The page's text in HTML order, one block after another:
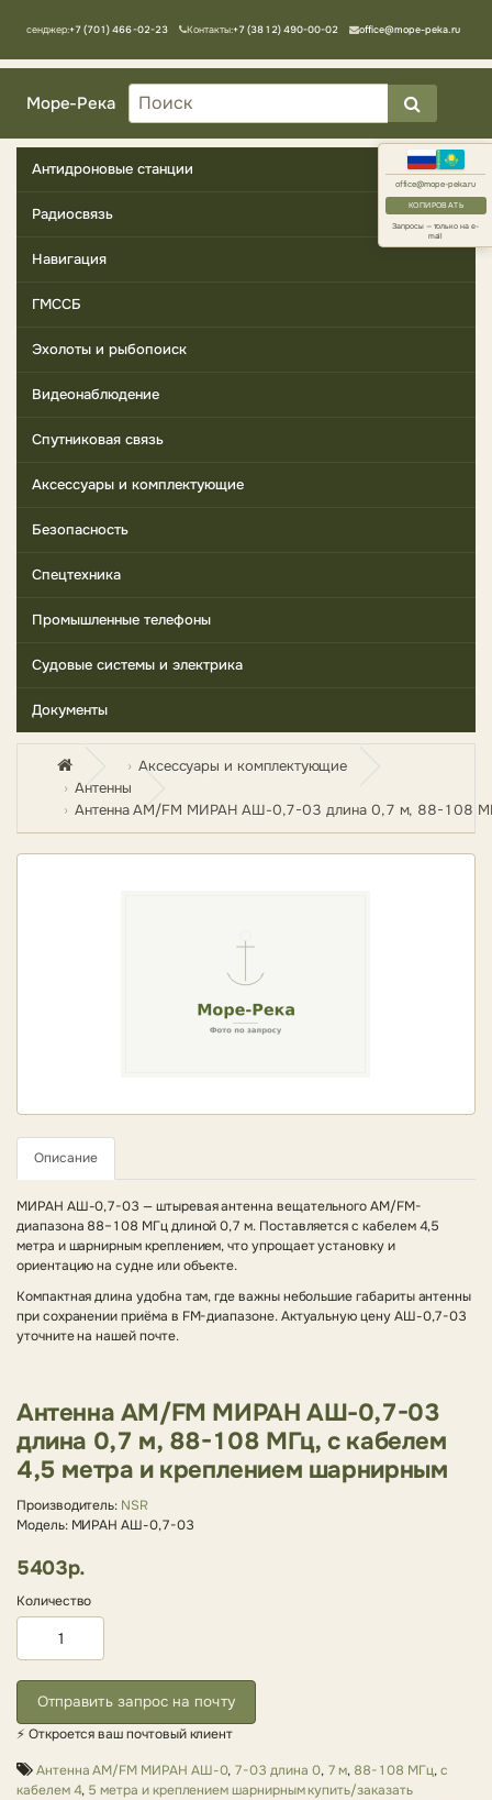
office@mope-peka.ru
КОПИРОВАТЬ
Запросы — только на e-
mail
Мессенджер:+7 (701) 466-02-23 Контакты:+7 (3812) 490-00-02 office@mope-peka.ru
Море-Река
Антидроновые станции
Радиосвязь
Навигация
ГМССБ
Эхолоты и рыбопоиск
Видеонаблюдение
Спутниковая связь
Аксессуары и комплектующие
Безопасность
Спецтехника
Промышленные телефоны
Судовые системы и электрика
Документы
Аксессуары и комплектующие
Антенны
Антенна AM/FM МИРАН АШ-0,7-03 длина 0,7 м, 88-108
Описание
МИРАН АШ-0,7-03 — штыревая антенна вещательного AM/FM-
диапазона 88–108 МГц длиной 0,7 м. Поставляется с кабелем 4,5
метра и шарнирным креплением, что упрощает установку и
ориентацию на судне или объекте.
Компактная длина удобна там, где важны небольшие габариты антенны
при сохранении приёма в FM-диапазоне. Актуальную цену АШ-0,7-03
уточните на нашей почте.
Антенна AM/FM МИРАН АШ-0,7-03
длина 0,7 м, 88-108 МГц, с кабелем
4,5 метра и креплением шарнирным
Производитель: NSR
Модель: МИРАН АШ-0,7-03
5403р.
Количество
Отправить запрос на почту
⚡ Откроется ваш почтовый клиент
Антенна AM/FM МИРАН АШ-0, 7-03 длина 0, 7 м, 88-108 МГц,с
кабелем 4, 5 метра и креплением шарнирным купить/заказать